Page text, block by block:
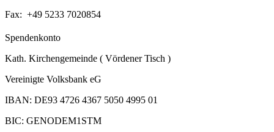
Fax: +49 5233 7020854
Spendenkonto
Kath. Kirchengemeinde ( Vördener Tisch )
Vereinigte Volksbank eG
IBAN: DE93 4726 4367 5050 4995 01
BIC: GENODEM1STM